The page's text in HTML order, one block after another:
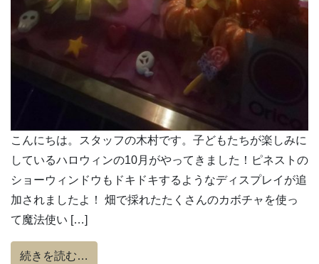
こんにちは。スタッフの木村です。子どもたちが楽しみに
しているハロウィンの10月がやってきました！ピネストの
ショーウィンドウもドキドキするようなディスプレイが追
加されましたよ！ 畑で採れたたくさんのカボチャを使っ
て魔法使い […]
続きを読む…